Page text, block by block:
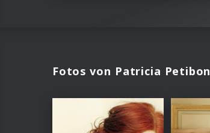
Fotos von Patricia Petibon